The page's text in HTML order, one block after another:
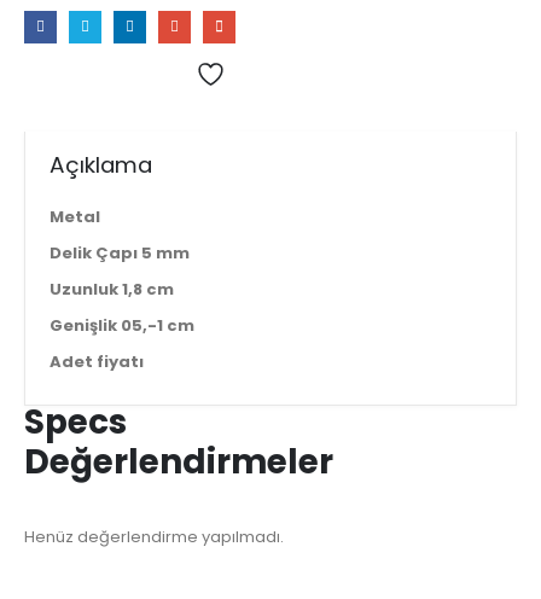
Açıklama
Metal
Delik Çapı 5 mm
Uzunluk 1,8 cm
Genişlik 05,-1 cm
Adet fiyatı
Specs
Değerlendirmeler
Henüz değerlendirme yapılmadı.